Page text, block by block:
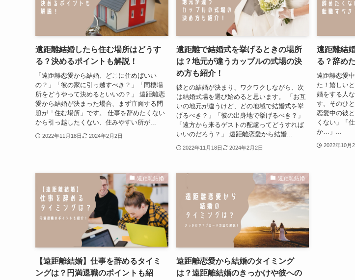
遠距離結婚したら住む場所はどうす
る？決めるポイントも解説！
「遠距離恋愛から結婚、どこに住めばいい
の？」「彼の家に引っ越すべき？」「同棲場
所をどうやって決めるといいの？」 遠距離恋
愛から結婚が決まった場合、まず直面する問
題が「住む場所」です。 仕事を辞めたくない
から引っ越したくない、住みやすい所が...
2022年11月18日 2024年2月2日
遠距離で結婚式を挙げるときの場所
は？地元が違うカップルの式場の決
め方も紹介！
彼との結婚が決まり、ワクワクしながら、次
は結婚式場を選び始めると思います。 「お互
いの地元が違うけど、どの地域で結婚式を挙
げるべき？」「彼の出身地で挙げるべき？」
「遠方から来るゲストの配慮ってどうすれば
いいのだろう？」 遠距離恋愛から結婚...
2022年11月18日 2024年2月2日
遠距離結
る？辞め
遠距離恋愛
た！嬉しい
婚をする人
す。そのひ
恋愛中の彼
くない」「
か…」...
2022年10月
遠距離結婚
【遠距離結婚】仕事を辞めるタイミ
ングは？円満退職のポイントも紹
遠距離結婚
遠距離恋愛から結婚のタイミング
は？遠距離結婚のきっかけや彼への